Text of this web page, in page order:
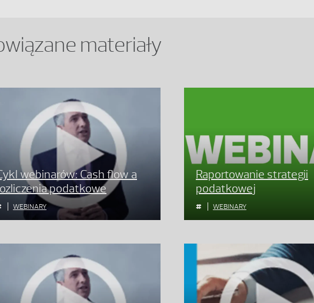
materiały
webinarów: Cash flow a
podatkowe
WEBINARY
Raportowanie strategii
podatkowej
WEBINARY